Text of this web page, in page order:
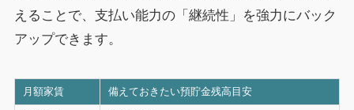
えることで、支払い能力の「継続性」を強力にバック
アップできます。
月額家賃 備えておきたい預貯金残高目安